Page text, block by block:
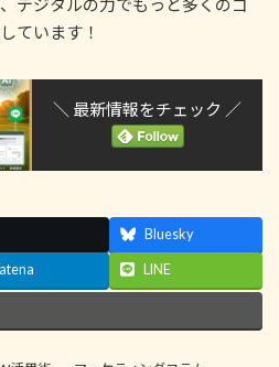
デジタルの力でもっと多くのゴ
ています！
＼ 最新情報をチェック ／
Bluesky
LINE